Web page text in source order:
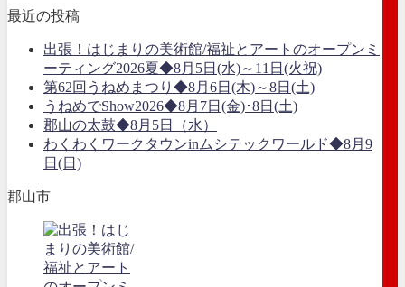
最近の投稿
出張！はじまりの美術館/福祉とアートのオープンミ
ーティング2026夏◆8月5日(水)～11日(火祝)
第62回うねめまつり◆8月6日(木)～8日(土)
うねめでShow2026◆8月7日(金)･8日(土)
郡山の太鼓◆8月5日（水）
わくわくワークタウンinムシテックワールド◆8月9
日(日)
郡山市